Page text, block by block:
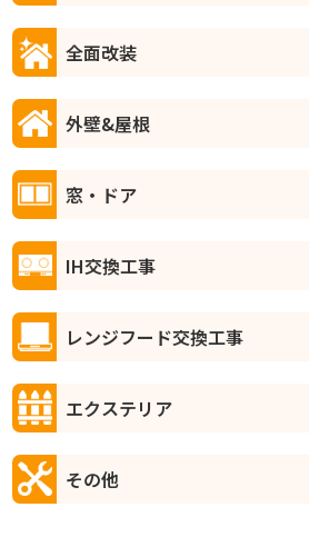
全面改装
外壁&屋根
窓・ドア
IH交換工事
レンジフード交換工事
エクステリア
その他